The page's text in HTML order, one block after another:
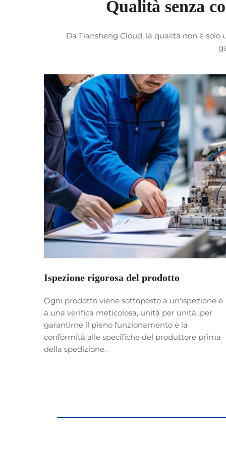
Qualità senza
Da Tiansheng Cloud, la qualità non è
Ispezione rigorosa del prodotto
Ogni prodotto viene sottoposto a un'ispezione e
a una verifica meticolosa, unità per unità, per
garantirne il pieno funzionamento e la
conformità alle specifiche del produttore prima
della spedizione.